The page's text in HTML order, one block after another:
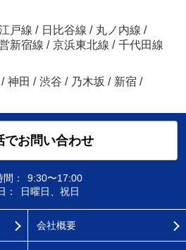
戸線 / 日比谷線 / 丸ノ内線 /
新宿線 / 京浜東北線 / 千代田線
/ 神田 / 渋谷 / 乃木坂 / 新宿 /
でお問い合わせ
：
9:30〜17:00
：
日曜日、祝日
会社概要